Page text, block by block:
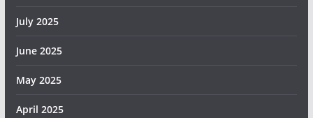
July 2025
June 2025
May 2025
April 2025